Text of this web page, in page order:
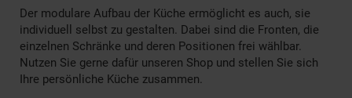
Der modulare Aufbau der Küche ermöglicht es auch, sie
individuell selbst zu gestalten. Dabei sind die Fronten, die
einzelnen Schränke und deren Positionen frei wählbar.
Nutzen Sie gerne dafür unseren Shop und stellen Sie sich
Ihre persönliche Küche zusammen.